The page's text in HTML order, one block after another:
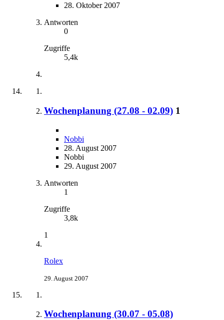
28. Oktober 2007
Antworten
0
Zugriffe
5,4k
Wochenplanung (27.08 - 02.09) 1
Nobbi
28. August 2007
Nobbi
29. August 2007
Antworten
1
Zugriffe
3,8k
1
Rolex
29. August 2007
Wochenplanung (30.07 - 05.08)